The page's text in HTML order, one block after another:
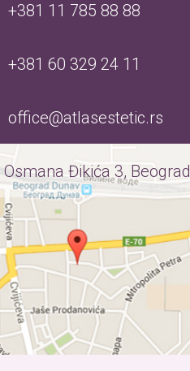
+381 11 785 88 88
+381 60 329 24 11
office@atlasestetic.rs
Osmana Đikića 3, Beograd